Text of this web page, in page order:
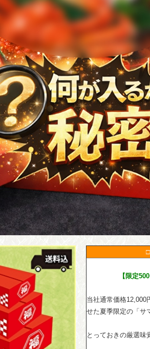
【限定
当社通常価格12,000
せた夏季限定の「サ
とっておきの厳選味